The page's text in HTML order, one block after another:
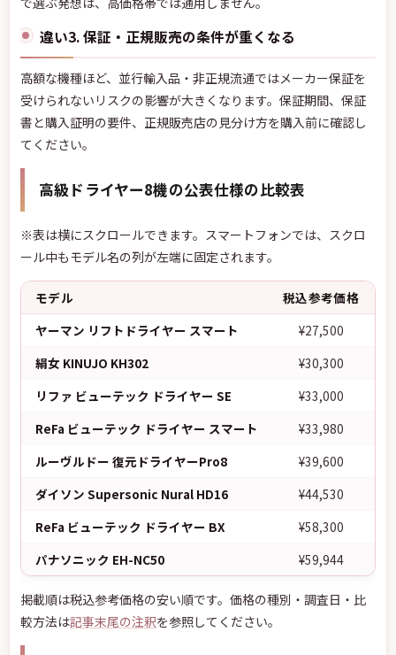
違い3. 保証・正規販売の条件が重くなる
高額な機種ほど、並行輸入品・非正規流通ではメーカー保証を
受けられないリスクの影響が大きくなります。保証期間、保証
書と購入証明の要件、正規販売店の見分け方を購入前に確認し
てください。
高級ドライヤー8機の公表仕様の比較表
※表は横にスクロールできます。スマートフォンでは、スクロ
ール中もモデル名の列が左端に固定されます。
モデル
税込参考価格
ヤーマン リフトドライヤー スマート
¥27,500
絹女 KINUJO KH302
¥30,300
リファ ビューテック ドライヤー SE
¥33,000
ReFa ビューテック ドライヤー スマート
¥33,980
ルーヴルドー 復元ドライヤーPro8
¥39,600
ダイソン Supersonic Nural HD16
¥44,530
ReFa ビューテック ドライヤー BX
¥58,300
パナソニック EH-NC50
¥59,944
掲載順は税込参考価格の安い順です。価格の種別・調査日・比
較方法は記事末尾の注釈を参照してください。